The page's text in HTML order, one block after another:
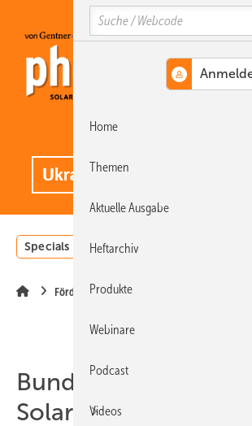
Hauptinhalt
Hauptmenü
SiteSearch
Specials Einstrahlungsatlas
Förderung
Bundesregierung will
Solarparks verlängern
Search
Home
Themen
Aktuelle Ausgabe
Heftarchiv
Produkte
Webinare
Podcast
Videos